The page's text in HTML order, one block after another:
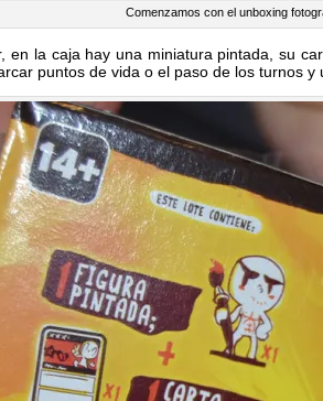
Comenzamos con el unboxing
en la caja hay una miniatura pintada, su
puntos de vida o el paso de los turnos y